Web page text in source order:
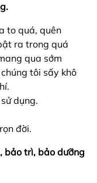
to quá, quên
ra trong quá
qua sớm
tôi sấy khô
dụng.
đời.
bảo trì, bảo dưỡng